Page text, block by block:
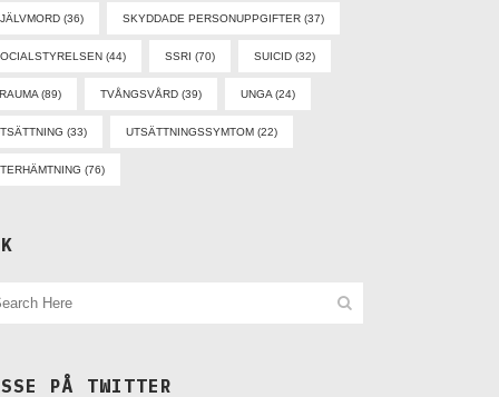
(36) SKYDDADE PERSONUPPGIFTER (37)
(44) SSRI (70) SUICID (32)
(89) TVÅNGSVÅRD (39) UNGA (24)
(33) UTSÄTTNINGSSYMTOM (22)
(76)
PÅ TWITTER